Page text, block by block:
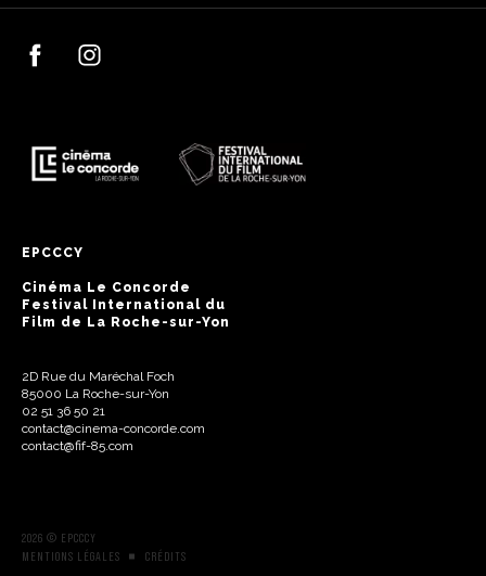
EPCCCY
Cinéma Le Concorde
Festival International du
Film de La Roche-sur-Yon
2D Rue du Maréchal Foch
85000 La Roche-sur-Yon
02 51 36 50 21
contact@cinema-concorde.com
contact@fif-85.com
2026 © EPCCCY
MENTIONS LÉGALES
CRÉDITS